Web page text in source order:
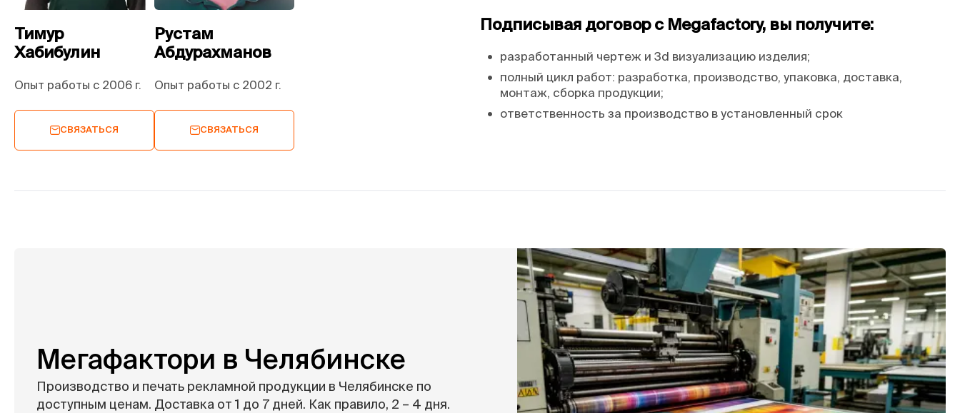
Тимур
Хабибулин
Опыт работы с 2006 г.
СВЯЗАТЬСЯ
Рустам
Абдурахманов
Опыт работы с 2002 г.
СВЯЗАТЬСЯ
Подписывая договор с Megafactory, вы получите:
•
разработанный чертеж и 3d визуализацию изделия;
•
полный цикл работ: разработка, производство, упаковка, доставка,
монтаж, сборка продукции;
•
ответственность за производство в установленный срок
Мегафактори в Челябинске
Производство и печать рекламной продукции в Челябинске по
доступным ценам. Доставка от 1 до 7 дней. Как правило, 2 – 4 дня.